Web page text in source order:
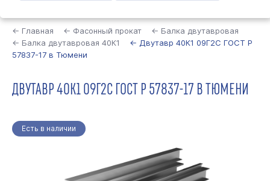
← Главная ← Фасонный прокат
← Балка двутавровая
← Балка двутавровая 40К1
← Двутавр 40К1 09Г2С ГОСТ Р
57837-17 в Тюмени
ДВУТАВР 40К1 09Г2С ГОСТ Р 57837-17 В ТЮМЕНИ
Есть в наличии